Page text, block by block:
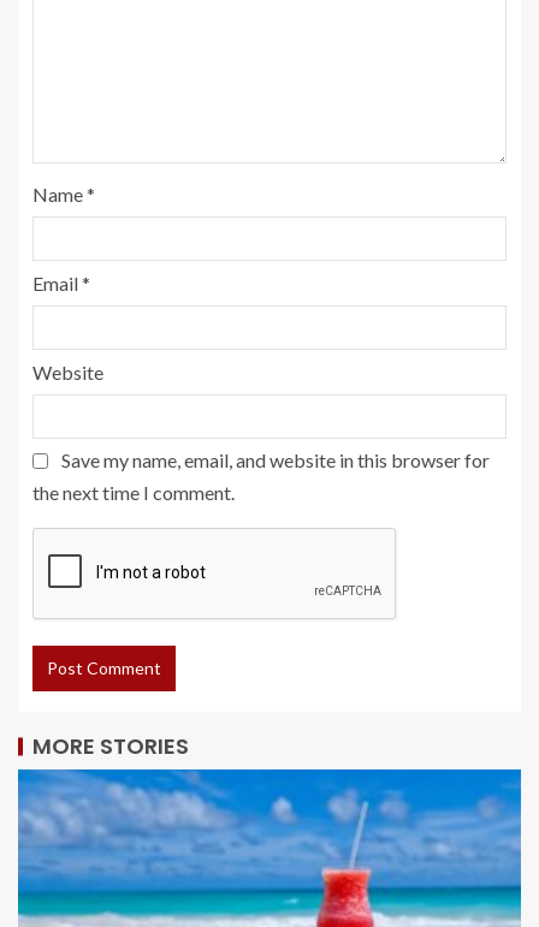
Name*
Email*
Website
Save my name, email, and website in this browser for
the next time I comment.
MORE STORIES